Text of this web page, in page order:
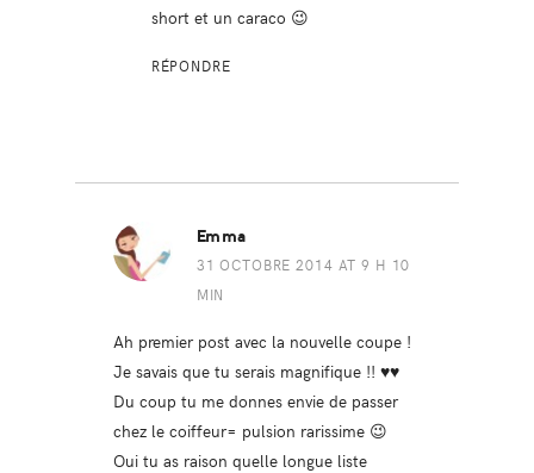
short et un caraco 😉
RÉPONDRE
Emma
31 OCTOBRE 2014 AT 9 H 10
MIN
Ah premier post avec la nouvelle coupe !
Je savais que tu serais magnifique !! ♥♥
Du coup tu me donnes envie de passer
chez le coiffeur= pulsion rarissime 😉
Oui tu as raison quelle longue liste